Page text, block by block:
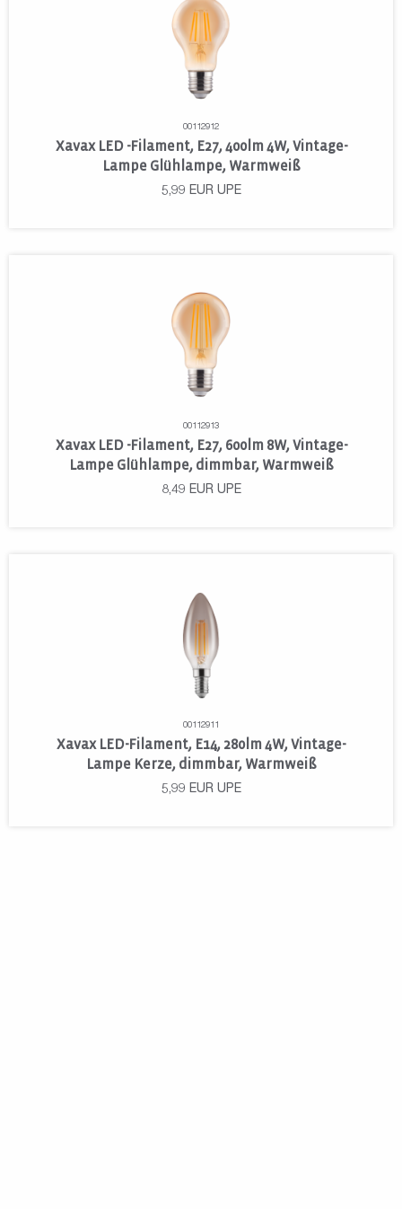
00112912
Xavax LED -Filament, E27, 400lm 4W, Vintage-
Lampe Glühlampe, Warmweiß
5,99 EUR UPE
00112913
Xavax LED -Filament, E27, 600lm 8W, Vintage-
Lampe Glühlampe, dimmbar, Warmweiß
8,49 EUR UPE
00112911
Xavax LED-Filament, E14, 280lm 4W, Vintage-
Lampe Kerze, dimmbar, Warmweiß
5,99 EUR UPE